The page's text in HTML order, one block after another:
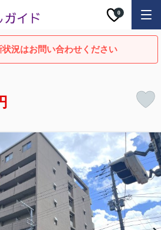
0
況はお問い合わせください